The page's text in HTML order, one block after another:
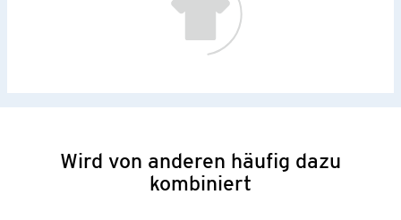
Wird von anderen häufig dazu
kombiniert